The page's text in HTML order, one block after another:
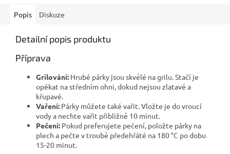
Popis Diskuze
Detailní popis produktu
Příprava
Grilování: Hrubé párky jsou skvělé na grilu. Stačí je
opékat na středním ohni, dokud nejsou zlatavé a
křupavé.
Vaření: Párky můžete také vařit. Vložte je do vroucí
vody a nechte vařit přibližně 10 minut.
Pečení: Pokud preferujete pečení, položte párky na
plech a pečte v troubě předehřáté na 180 °C po dobu
15-20 minut.